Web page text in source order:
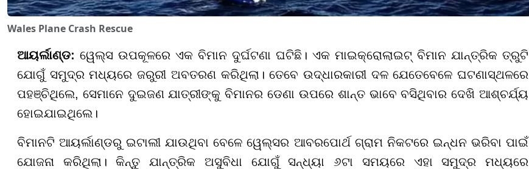
Wales Plane Crash Rescue
ଆୟର୍ଲାଣ୍ଡ: ୱେଲ୍ସ ଉପକୂଳରେ ଏକ ବିମାନ ଦୁର୍ଘଟଣା ଘଟିଛି। ଏକ ମାଇକ୍ରୋଲାଇଟ୍ ବିମାନ ଯାନ୍ତ୍ରିକ ତ୍ରୁଟି
ଯୋଗୁଁ ସମୁଦ୍ର ମଧ୍ୟରେ ଜରୁରୀ ଅବତରଣ କରିଥିଲା। ତେବେ ଉଦ୍ଧାରକାରୀ ଦଳ ଯେତେବେଳେ ଘଟଣାସ୍ଥଳରେ
ପହଞ୍ଚିଥିଲେ, ସେମାନେ ଦୁଇଜଣ ଯାତ୍ରୀଙ୍କୁ ବିମାନର ଡେଣା ଉପରେ ଶାନ୍ତ ଭାବେ ବସିଥିବାର ଦେଖି ଆଶ୍ଚର୍ଯ୍ୟ
ହୋଇଯାଇଥିଲେ।
ବିମାନଟି ଆୟର୍ଲାଣ୍ଡରୁ ଇଟାଲୀ ଯାଉଥିବା ବେଳେ ୱେଲ୍ସର ଆବରପୋର୍ଥ ଗ୍ରାମ ନିକଟରେ ଇନ୍ଧନ ଭରିବା ପାଇଁ
ଯୋଜନା କରିଥିଲା। କିନ୍ତୁ ଯାନ୍ତ୍ରିକ ଅସୁବିଧା ଯୋଗୁଁ ସନ୍ଧ୍ୟା ୬ଟା ସମୟରେ ଏହା ସମୁଦ୍ର ମଧ୍ୟରେ